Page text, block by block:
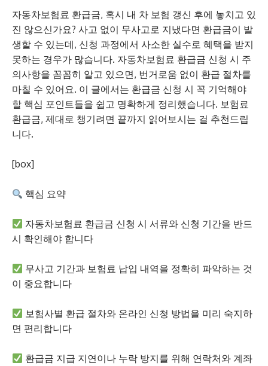
자동차보험료 환급금, 혹시 내 차 보험 갱신 후에 놓치고 있
진 않으신가요? 사고 없이 무사고로 지냈다면 환급금이 발
생할 수 있는데, 신청 과정에서 사소한 실수로 혜택을 받지
못하는 경우가 많습니다. 자동차보험료 환급금 신청 시 주
의사항을 꼼꼼히 알고 있으면, 번거로움 없이 환급 절차를
마칠 수 있어요. 이 글에서는 환급금 신청 시 꼭 기억해야
할 핵심 포인트들을 쉽고 명확하게 정리했습니다. 보험료
환급금, 제대로 챙기려면 끝까지 읽어보시는 걸 추천드립
니다.
[box]
핵심 요약
자동차보험료 환급금 신청 시 서류와 신청 기간을 반드
시 확인해야 합니다
무사고 기간과 보험료 납입 내역을 정확히 파악하는 것
이 중요합니다
보험사별 환급 절차와 온라인 신청 방법을 미리 숙지하
면 편리합니다
환급금 지급 지연이나 누락 방지를 위해 연락처와 계좌